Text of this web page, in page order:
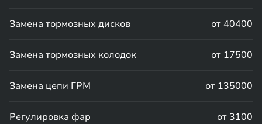
Замена тормозных дисков от 40400
Замена тормозных колодок от 17500
Замена цепи ГРМ от 135000
Регулировка фар от 3100